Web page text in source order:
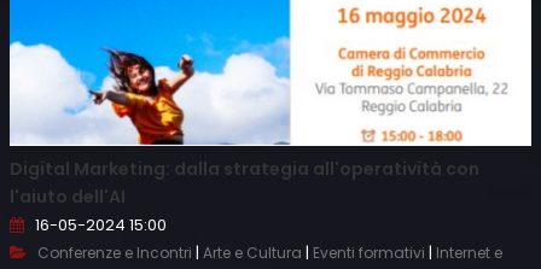
Digital Marketing: dalla strategia all'operatività con
l'aiuto dell'AI
16-05-2024 15:00
Conferenze e Incontri | Arte e Cultura | Eventi formativi | Internet e